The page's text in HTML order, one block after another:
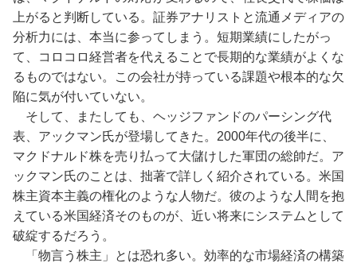
上がると判断している。証券アナリストと流通メディアの
分析力には、本当に参ってしまう。短期業績にしたがっ
て、コロコロ経営者を代えることで長期的な業績がよくな
るものではない。この会社が持っている課題や根本的な欠
陥に気が付いていない。
そして、またしても、ヘッジファンドのパーシング代
表、アックマン氏が登場してきた。2000年代の後半に、
マクドナルド株を売り払って大儲けした軍団の総帥だ。ア
ックマン氏のことは、拙著で詳しく紹介されている。米国
株主資本主義の権化のような人物だ。彼のような人間を抱
えている米国経済そのものが、近い将来にシステムとして
破綻するだろう。
「物言う株主」とは恐れ多い。効率的な市場経済の構築